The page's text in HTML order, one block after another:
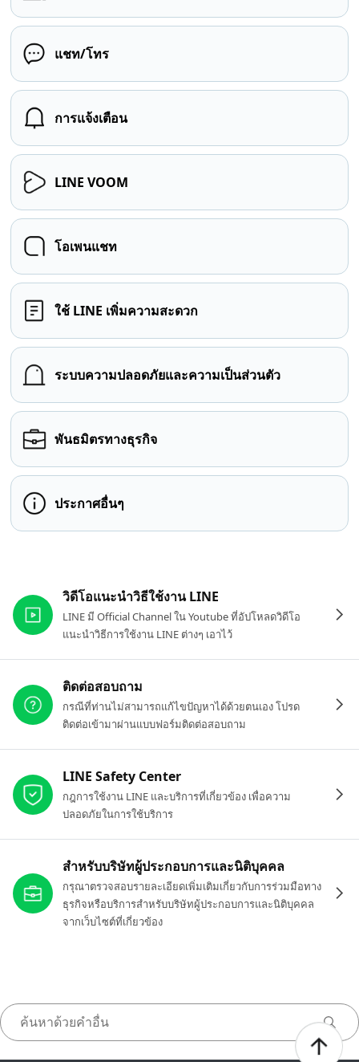
แชท/โทร
การแจ้งเตือน
LINE VOOM
โอเพนแชท
ใช้ LINE เพิ่มความสะดวก
ระบบความปลอดภัยและความเป็นส่วนตัว
พันธมิตรทางธุรกิจ
ประกาศอื่นๆ
วิดีโอแนะนำวิธีใช้งาน LINE
LINE มี Official Channel ใน Youtube ที่อัปโหลดวิดีโอ
แนะนำวิธีการใช้งาน LINE ต่างๆ เอาไว้
ติดต่อสอบถาม
กรณีที่ท่านไม่สามารถแก้ไขปัญหาได้ด้วยตนเอง โปรด
ติดต่อเข้ามาผ่านแบบฟอร์มติดต่อสอบถาม
LINE Safety Center
กฎการใช้งาน LINE และบริการที่เกี่ยวข้อง เพื่อความ
ปลอดภัยในการใช้บริการ
สำหรับบริษัทผู้ประกอบการและนิติบุคคล
กรุณาตรวจสอบรายละเอียดเพิ่มเติมเกี่ยวกับการร่วมมือทาง
ธุรกิจหรือบริการสำหรับบริษัทผู้ประกอบการและนิติบุคคล
จากเว็บไซต์ที่เกี่ยวข้อง